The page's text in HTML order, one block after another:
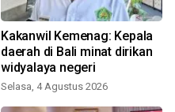
Kakanwil Kemenag: Kepala
daerah di Bali minat dirikan
widyalaya negeri
Selasa, 4 Agustus 2026